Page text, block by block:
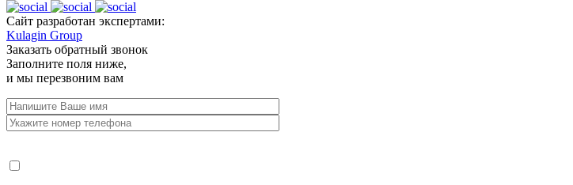
Сайт разработан экспертами:
Kulagin Group
Заказать обратный звонок
Заполните поля ниже,
и мы перезвоним вам